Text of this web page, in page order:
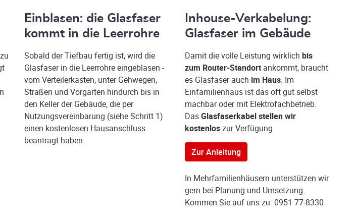
Einblasen: die Glasfaser
kommt in die Leerrohre
Sobald der Tiefbau fertig ist, wird die
Glasfaser in die Leerrohre eingeblasen -
vom Verteilerkasten, unter Gehwegen,
Straßen und Vorgärten hindurch bis in
den Keller der Gebäude, die per
Nutzungsvereinbarung (siehe Schritt 1)
einen kostenlosen Hausanschluss
beantragt haben.
Inhouse-Verkabelung:
Glasfaser im Gebäude
Damit die volle Leistung wirklich bis
zum Router-Standortankommt, braucht
es Glasfaser auch im Haus. Im
Einfamilienhaus ist das oft gut selbst
machbar oder mit Elektrofachbetrieb.
DasGlasfaserkabel stellen wir
kostenloszur Verfügung.
Zur Anleitung
In Mehrfamilienhäusern unterstützen wir
gern bei Planung und Umsetzung.
Kommen Sie auf uns zu: 0951 77-8330.